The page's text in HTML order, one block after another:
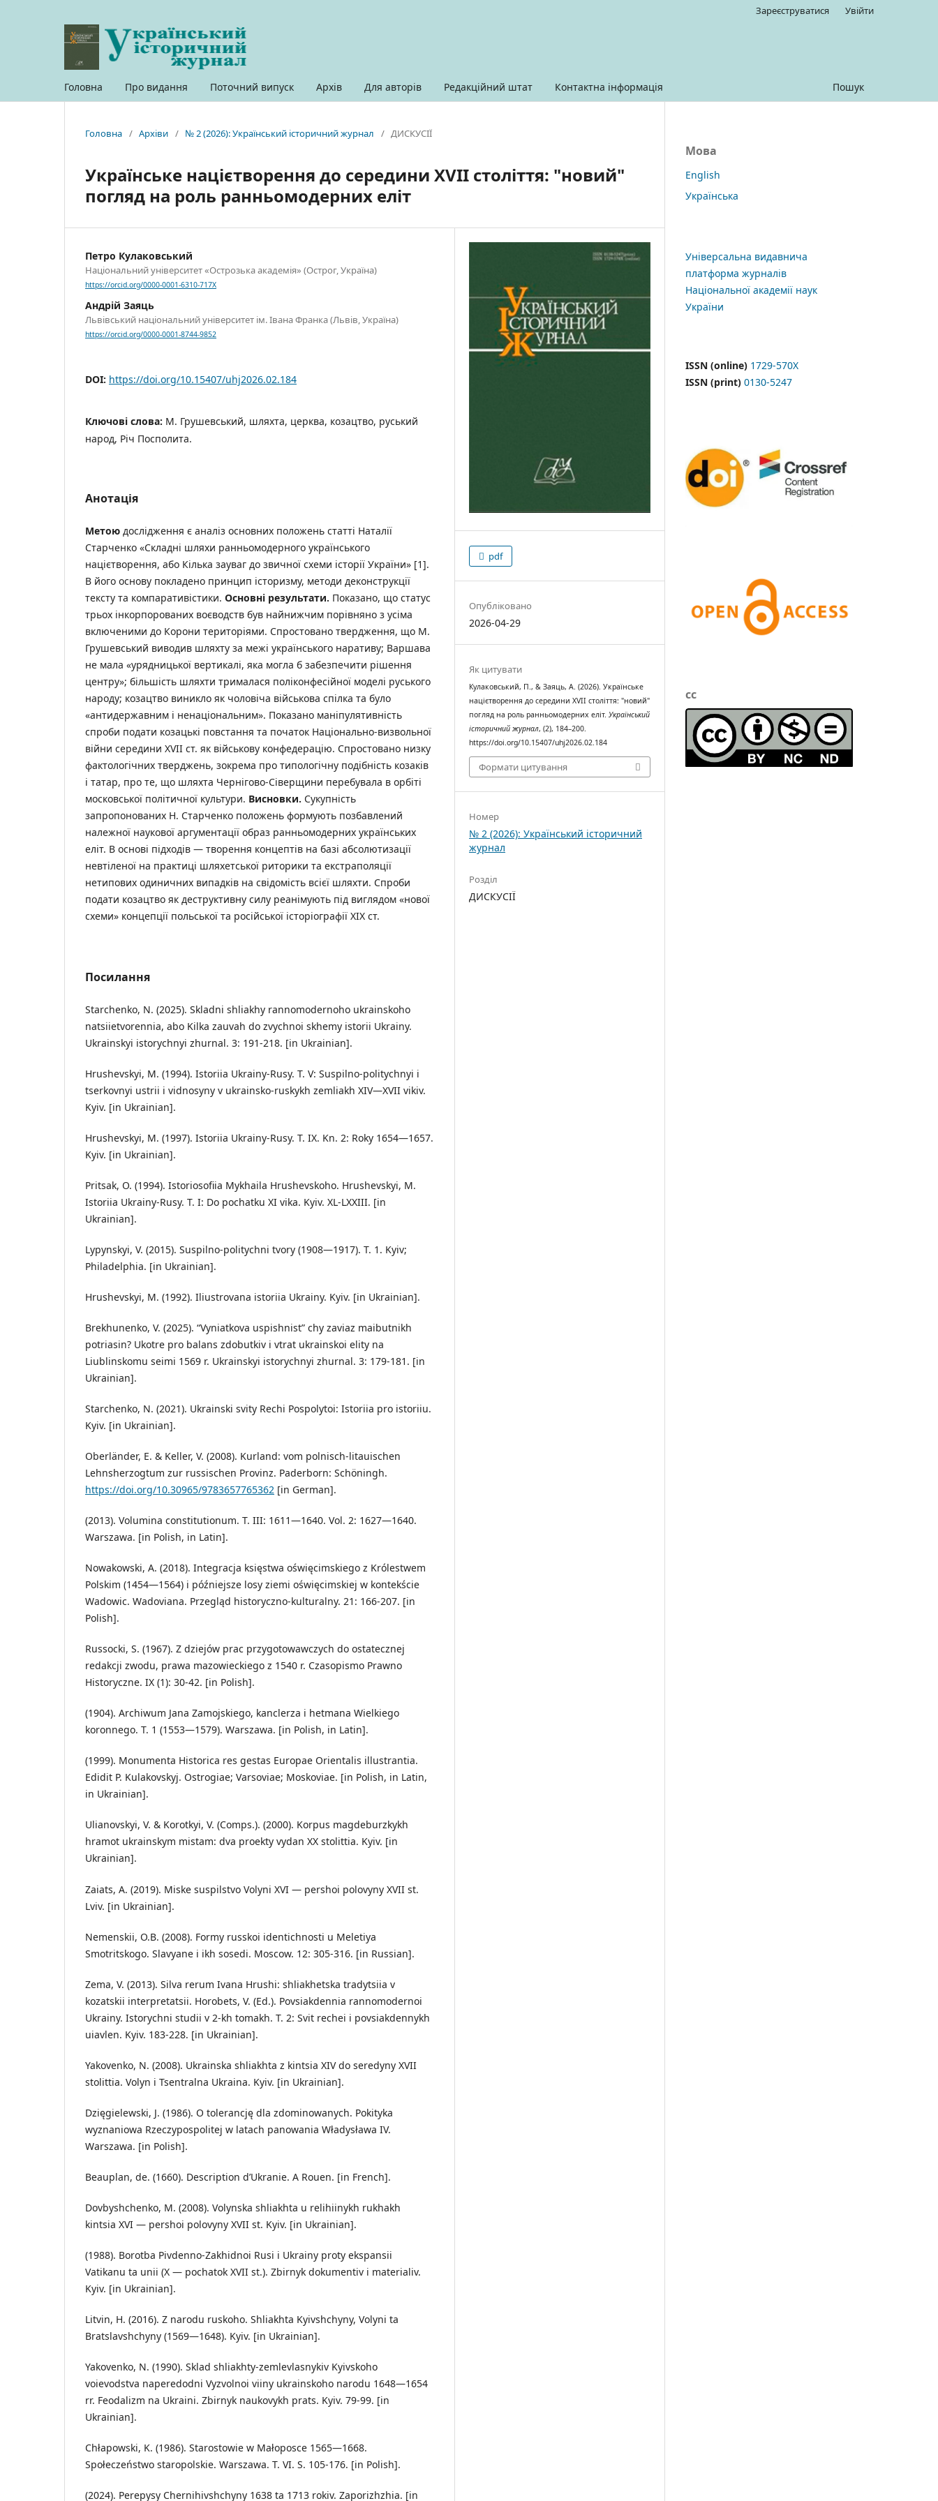
Головна Про видання Поточний випуск Архів Для авторів Редакційний штат Контактна інформація Пошук
Зареєструватися Увійти
Головна / Архіви / № 2 (2026): Український історичний журнал / ДИСКУСІЇ
Українське націєтворення до середини XVII століття: "новий"
погляд на роль ранньомодерних еліт
Петро Кулаковський
Національний університет «Острозька академія» (Острог, Україна)
https://orcid.org/0000-0001-6310-717X
Андрій Заяць
Львівський національний університет ім. Івана Франка (Львів, Україна)
https://orcid.org/0000-0001-8744-9852
DOI: https://doi.org/10.15407/uhj2026.02.184
Ключові слова: М. Грушевський, шляхта, церква, козацтво, руський
народ, Річ Посполита.
Анотація
Метою дослідження є аналіз основних положень статті Наталії
Старченко «Складні шляхи ранньомодерного українського
націєтворення, або Кілька зауваг до звичної схеми історії України» [1].
В його основу покладено принцип історизму, методи деконструкції
тексту та компаративістики. Основні результати. Показано, що статус
трьох інкорпорованих воєводств був найнижчим порівняно з усіма
включеними до Корони територіями. Спростовано твердження, що М.
Грушевський виводив шляхту за межі українського наративу; Варшава
не мала «урядницької вертикалі, яка могла б забезпечити рішення
центру»; більшість шляхти трималася поліконфесійної моделі руського
народу; козацтво виникло як чоловіча військова спілка та було
«антидержавним і ненаціональним». Показано маніпулятивність
спроби подати козацькі повстання та початок Національно-визвольної
війни середини XVII ст. як військову конфедерацію. Спростовано низку
фактологічних тверджень, зокрема про типологічну подібність козаків
і татар, про те, що шляхта Чернігово-Сіверщини перебувала в орбіті
московської політичної культури. Висновки. Сукупність
запропонованих Н. Старченко положень формують позбавлений
належної наукової аргументації образ ранньомодерних українських
еліт. В основі підходів — творення концептів на базі абсолютизації
невтіленої на практиці шляхетської риторики та екстраполяції
нетипових одиничних випадків на свідомість всієї шляхти. Спроби
подати козацтво як деструктивну силу реанімують під виглядом «нової
схеми» концепції польської та російської історіографії ХІХ ст.
Посилання
Starchenko, N. (2025). Skladni shliakhy rannomodernoho ukrainskoho
natsiietvorennia, abo Kilka zauvah do zvychnoi skhemy istorii Ukrainy.
Ukrainskyi istorychnyi zhurnal. 3: 191-218. [in Ukrainian].
Hrushevskyi, M. (1994). Istoriia Ukrainy-Rusy. T. V: Suspilno-politychnyi i
tserkovnyi ustrii i vidnosyny v ukrainsko-ruskykh zemliakh XIV—XVII vikiv.
Kyiv. [in Ukrainian].
Hrushevskyi, M. (1997). Istoriia Ukrainy-Rusy. T. IX. Kn. 2: Roky 1654—1657.
Kyiv. [in Ukrainian].
Pritsak, O. (1994). Istoriosofiia Mykhaila Hrushevskoho. Hrushevskyi, M.
Istoriia Ukrainy-Rusy. T. I: Do pochatku XI vika. Kyiv. XL-LXXIII. [in
Ukrainian].
Lypynskyі, V. (2015). Suspilno-politychni tvory (1908—1917). T. 1. Kyiv;
Philadelphia. [in Ukrainian].
Hrushevskyi, M. (1992). Iliustrovana istoriia Ukrainy. Kyiv. [in Ukrainian].
Brekhunenko, V. (2025). “Vyniatkova uspishnist” chy zaviaz maibutnikh
potriasin? Ukotre pro balans zdobutkiv i vtrat ukrainskoi elity na
Liublinskomu seimi 1569 r. Ukrainskyi istorychnyi zhurnal. 3: 179-181. [in
Ukrainian].
Starchenko, N. (2021). Ukrainski svity Rechi Pospolytoi: Istoriia pro istoriiu.
Kyiv. [in Ukrainian].
Oberländer, E. & Keller, V. (2008). Kurland: vom polnisch-litauischen
Lehnsherzogtum zur russischen Provinz. Paderborn: Schöningh.
https://doi.org/10.30965/9783657765362 [in German].
(2013). Volumina constitutionum. T. III: 1611—1640. Vol. 2: 1627—1640.
Warszawa. [in Polish, in Latin].
Nowakowski, A. (2018). Integracja księstwa oświęcimskiego z Królestwem
Polskim (1454—1564) i późniejsze losy ziemi oświęcimskiej w kontekście
Wadowic. Wadoviana. Przegląd historyczno-kulturalny. 21: 166-207. [in
Polish].
Russocki, S. (1967). Z dziejów prac przygotowawczych do ostatecznej
redakcji zwodu, prawa mazowieckiego z 1540 r. Czasopismo Prawno
Historyczne. IX (1): 30-42. [in Polish].
(1904). Archiwum Jana Zamojskiego, kanclerza i hetmana Wielkiego
koronnego. T. 1 (1553—1579). Warszawa. [in Polish, in Latin].
(1999). Monumenta Historica res gestas Europae Orientalis illustrantia.
Edidit P. Kulakovskyj. Ostrogiae; Varsoviae; Moskoviae. [in Polish, in Latin,
in Ukrainian].
Ulianovskyi, V. & Korotkyi, V. (Comps.). (2000). Korpus magdeburzkykh
hramot ukrainskym mistam: dva proekty vydan XX stolittia. Kyiv. [in
Ukrainian].
Zaiats, A. (2019). Miske suspilstvo Volyni XVI — pershoi polovyny XVII st.
Lviv. [in Ukrainian].
Nemenskii, O.B. (2008). Formy russkoi identichnosti u Meletiya
Smotritskogo. Slavyane i ikh sosedi. Moscow. 12: 305-316. [in Russian].
Zema, V. (2013). Silva rerum Ivana Hrushi: shliakhetska tradytsiia v
kozatskii interpretatsii. Horobets, V. (Ed.). Povsiakdennia rannomodernoi
Ukrainy. Istorychni studii v 2-kh tomakh. T. 2: Svit rechei i povsiakdennykh
uiavlen. Kyiv. 183-228. [in Ukrainian].
Yakovenko, N. (2008). Ukrainska shliakhta z kintsia XIV do seredyny XVII
stolittia. Volyn i Tsentralna Ukraina. Kyiv. [in Ukrainian].
Dzięgielewski, J. (1986). O tolerancję dla zdominowanych. Pokityka
wyznaniowa Rzeczypospolitej w latach panowania Władysława IV.
Warszawa. [in Polish].
Beauplan, de. (1660). Description d’Ukranie. A Rouen. [in French].
Dovbyshchenko, M. (2008). Volynska shliakhta u relihiinykh rukhakh
kintsia XVI — pershoi polovyny XVII st. Kyiv. [in Ukrainian].
(1988). Borotba Pivdenno-Zakhidnoi Rusi i Ukrainy proty ekspansii
Vatikanu ta unii (X — pochatok XVII st.). Zbirnyk dokumentiv i materialiv.
Kyiv. [in Ukrainian].
Litvin, H. (2016). Z narodu ruskoho. Shliakhta Kyivshchyny, Volyni ta
Bratslavshchyny (1569—1648). Kyiv. [in Ukrainian].
Yakovenko, N. (1990). Sklad shliakhty-zemlevlasnykiv Kyivskoho
voievodstva naperedodni Vyzvolnoi viiny ukrainskoho narodu 1648—1654
rr. Feodalizm na Ukraini. Zbirnyk naukovykh prats. Kyiv. 79-99. [in
Ukrainian].
Chłapowski, K. (1986). Starostowie w Małoposce 1565—1668.
Społeczeństwo staropolskie. Warszawa. T. VI. S. 105-176. [in Polish].
(2024). Perepysy Chernihivshchyny 1638 ta 1713 rokiv. Zaporizhzhia. [in
pdf
Опубліковано
2026-04-29
Як цитувати
Кулаковський, П., & Заяць, А. (2026). Українське
націєтворення до середини XVII століття: "новий"
погляд на роль ранньомодерних еліт. Український
історичний журнал, (2), 184–200.
https://doi.org/10.15407/uhj2026.02.184
Формати цитування
Номер
№ 2 (2026): Український історичний
журнал
Розділ
ДИСКУСІЇ
Мова
English
Українська
Універсальна видавнича
платформа журналів
Національної академії наук
України
ISSN (online) 1729-570X
ISSN (print) 0130-5247
cc